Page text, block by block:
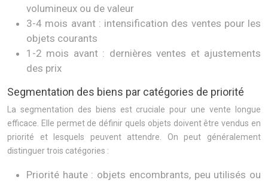
volumineux ou de valeur
3-4 mois avant : intensification des ventes pour les
objets courants
1-2 mois avant : dernières ventes et ajustements
des prix
Segmentation des biens par catégories de priorité
La segmentation des biens est cruciale pour une vente longue
efficace. Elle permet de définir quels objets doivent être vendus en
priorité et lesquels peuvent attendre. On peut généralement
distinguer trois catégories :
Priorité haute : objets encombrants, peu utilisés ou